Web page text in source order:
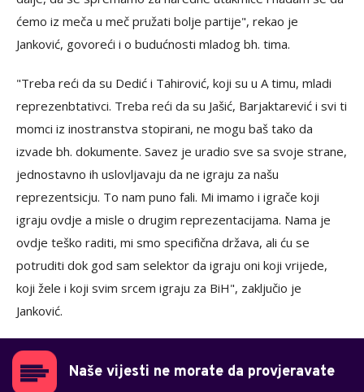
ćemo iz meča u meč pružati bolje partije", rekao je
Janković, govoreći i o budućnosti mladog bh. tima.
"Treba reći da su Dedić i Tahirović, koji su u A timu, mladi
reprezenbtativci. Treba reći da su Jašić, Barjaktarević i svi ti
momci iz inostranstva stopirani, ne mogu baš tako da
izvade bh. dokumente. Savez je uradio sve sa svoje strane,
jednostavno ih uslovljavaju da ne igraju za našu
reprezentsicju. To nam puno fali. Mi imamo i igrače koji
igraju ovdje a misle o drugim reprezentacijama. Nama je
ovdje teško raditi, mi smo specifična država, ali ću se
potruditi dok god sam selektor da igraju oni koji vrijede,
koji žele i koji svim srcem igraju za BiH", zaključio je
Janković.
Naše vijesti ne morate da provjeravate